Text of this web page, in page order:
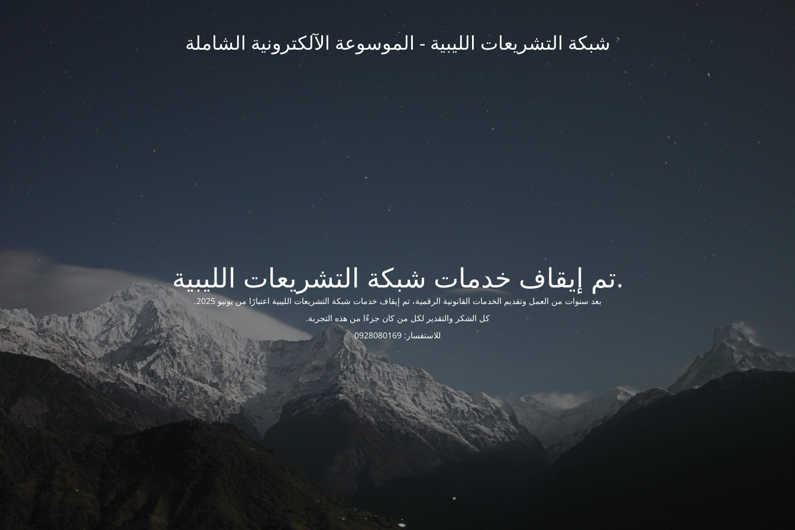
شبكة التشريعات الليبية - الموسوعة الآلكترونية الشاملة
تم إيقاف خدمات شبكة التشريعات الليبية.
بعد سنوات من العمل وتقديم الخدمات القانونية الرقمية، تم إيقاف خدمات شبكة التشريعات الليبية اعتبارًا من يونيو 2025.
كل الشكر والتقدير لكل من كان جزءًا من هذه التجربة.
للاستفسار: 0928080169